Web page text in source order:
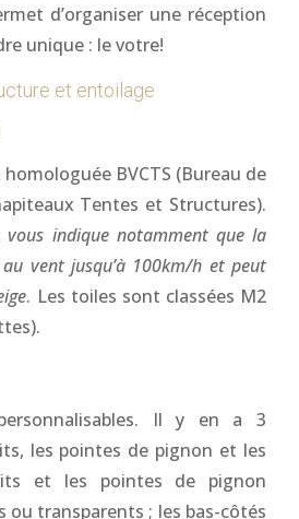
d’organiser une réception
unique : le votre!
et entoilage
BVCTS (Bureau de
Tentes et Structures).
vous indique notamment que la
vent jusqu’à 100km/h et peut
. Les toiles sont classées M2
Il y en a 3
les pointes de pignon et les
et les pointes de pignon
ou transparents ; les bas-côtés